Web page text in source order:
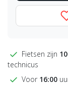
Fietsen zijn
technicus
Voor 16:00